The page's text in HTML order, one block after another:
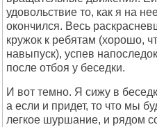
удовольствие то, как я на
окончился. Весь
кружок к ребятам (хорошо,
навыпуск), успев
после отбоя у беседки.
И вот темно. Я сижу в
а если и придет, то что мы
легкое шуршание, и рядом